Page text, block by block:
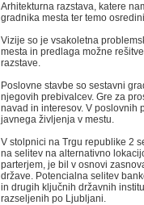
Arhitekturna razstava, katere
gradnika mesta ter temo
Vizije so je vsakoletna
mesta in predlaga možne
razstave.
Poslovne stavbe so sestavni
njegovih prebivalcev. Gre za
navad in interesov. V poslovnih
javnega življenja v mestu.
V stolpnici na Trgu republike 2
na selitev na alternativno
parterjem, je bil v osnovi
države. Potencialna selitev
in drugih ključnih državnih
razseljenih po Ljubljani.